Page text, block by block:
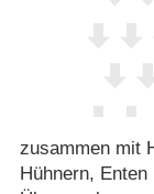
zusammen mit
Hühnern,